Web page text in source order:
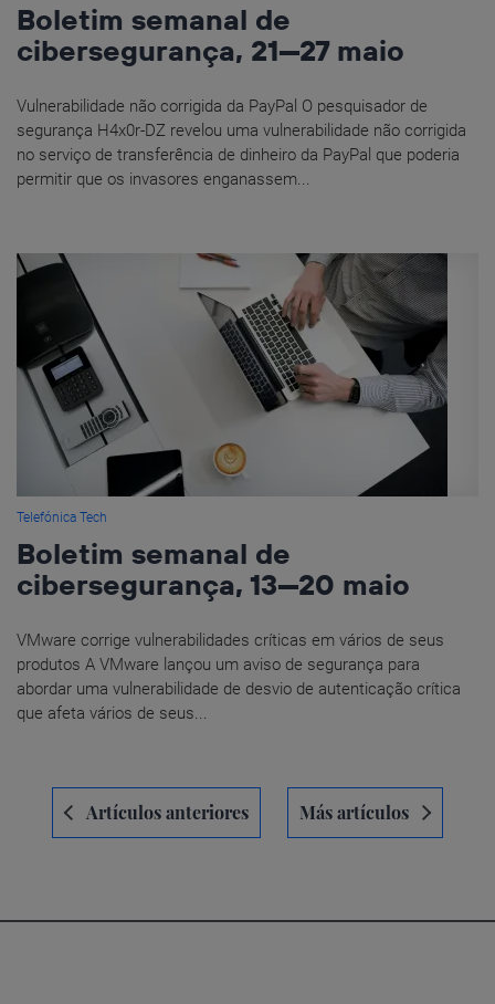
Boletim semanal de
cibersegurança, 21—27 maio
Vulnerabilidade não corrigida da PayPal O pesquisador de
segurança H4x0r-DZ revelou uma vulnerabilidade não corrigida
no serviço de transferência de dinheiro da PayPal que poderia
permitir que os invasores enganassem...
Telefónica Tech
Boletim semanal de
cibersegurança, 13—20 maio
VMware corrige vulnerabilidades críticas em vários de seus
produtos A VMware lançou um aviso de segurança para
abordar uma vulnerabilidade de desvio de autenticação crítica
que afeta vários de seus...
Navegación
entradas
Artículos anteriores Más artículos